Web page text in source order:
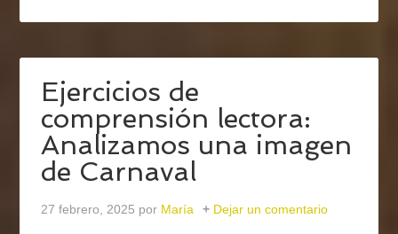
Ejercicios de
comprensión lectora:
Analizamos una imagen
de Carnaval
27 febrero, 2025 por María Dejar un comentario